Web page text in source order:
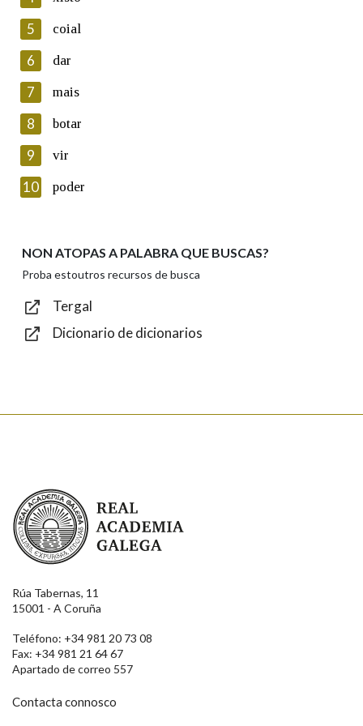
Lin e acepto as condicións da política de
Introduce o código que aparece na imaxe:
Texto de verificación
Enviar
5 coial
6 dar
7 mais
8 botar
9 vir
10 poder
NON ATOPAS A PALABRA QUE BUSCAS?
Proba estoutros recursos de busca
Tergal
Dicionario de dicionarios
Real Academia Galega
Rúa Tabernas, 11
15001 - A Coruña
Teléfono: +34 981 20 73 08
Fax: +34 981 21 64 67
Apartado de correo 557
Contacta connosco